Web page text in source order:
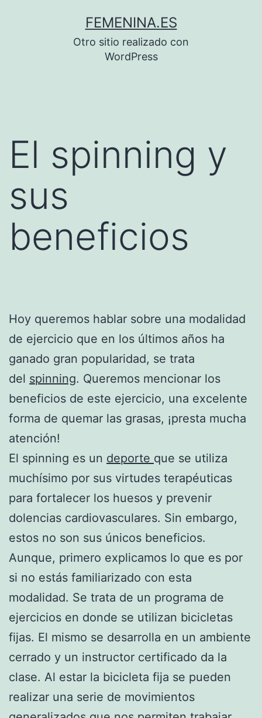
FEMENINA.ES
Otro sitio realizado con
WordPress
El spinning y
sus
beneficios
Hoy queremos hablar sobre una modalidad
de ejercicio que en los últimos años ha
ganado gran popularidad, se trata
del spinning. Queremos mencionar los
beneficios de este ejercicio, una excelente
forma de quemar las grasas, ¡presta mucha
atención!
El spinning es un deporte que se utiliza
muchísimo por sus virtudes terapéuticas
para fortalecer los huesos y prevenir
dolencias cardiovasculares. Sin embargo,
estos no son sus únicos beneficios.
Aunque, primero explicamos lo que es por
si no estás familiarizado con esta
modalidad. Se trata de un programa de
ejercicios en donde se utilizan bicicletas
fijas. El mismo se desarrolla en un ambiente
cerrado y un instructor certificado da la
clase. Al estar la bicicleta fija se pueden
realizar una serie de movimientos